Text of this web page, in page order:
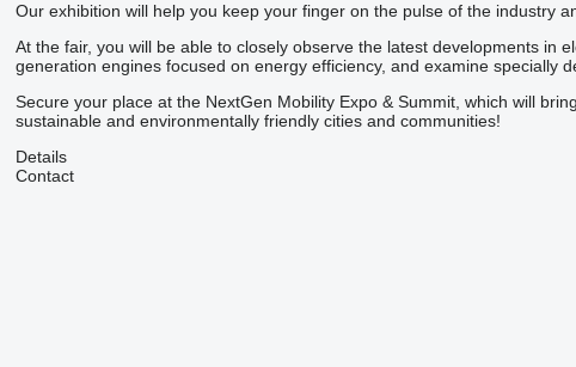
Our exhibition will help you keep your finger on the pulse of the industry
At the fair, you will be able to closely observe the latest developments in
generation engines focused on energy efficiency, and examine specially
Secure your place at the NextGen Mobility Expo & Summit, which will
sustainable and environmentally friendly cities and communities!
Details
Contact